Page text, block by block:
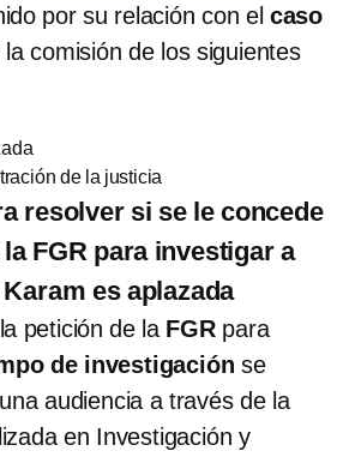
por su relación con el caso
la comisión de los siguientes
de la justicia
resolver si se le concede
FGR para investigar a
es aplazada
petición de la FGRpara
de investigación se
audiencia a través de la
en Investigación y